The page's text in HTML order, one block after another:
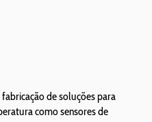
de soluções para
como sensores de